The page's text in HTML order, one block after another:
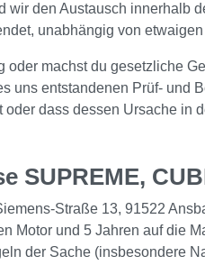
wir den Austausch innerhalb
unabhängig von
oder machst du gesetzliche
uns entstandenen Prüf- und
dass dessen Ursache in
SUPREME,
Straße 13, 91522
Motor und 5 Jahren auf die
der Sache (insbesondere